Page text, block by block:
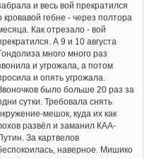
и весь вой прекратился
кровавой гебне - через полтора
Как отрезало - вой
А 9 и 10 августа
много много раз
и угрожала, а потом
и опять угрожала.
было больше 20 раз за
сутки. Требовала снять
мешок, куда их как
развёл и заманил КАА-
За картвелов
наверное. Мишико